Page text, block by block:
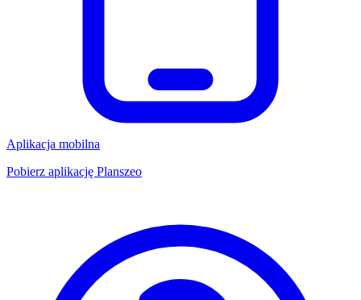
Aplikacja mobilna
Pobierz aplikację Planszeo